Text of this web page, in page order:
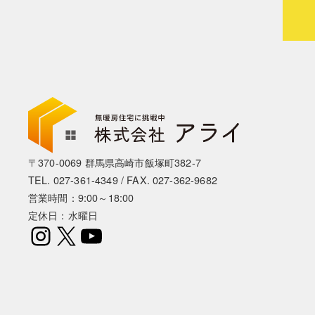
〒370-0069 群馬県高崎市飯塚町382-7
TEL. 027-361-4349/ FAX. 027-362-9682
営業時間：9:00～18:00
定休日：水曜日
Instagram
X YouTube